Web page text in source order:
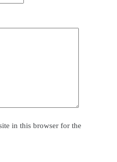
in this browser for the